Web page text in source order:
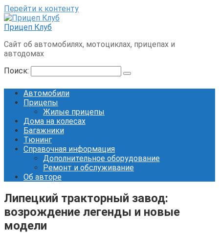
Перейти к контенту
Прицеп Клуб
Сайт об автомобилях, мотоциклах, прицепах и
автодомах
Поиск:
Автомобили
Прицепы
Жилые прицепы
Дома на колесах
Багажники
Тюнинг
Справочная информация
Дополнительное оборудование
Ремонт и обслуживание
Об авторе
Липецкий тракторный завод:
возрождение легенды и новые
модели